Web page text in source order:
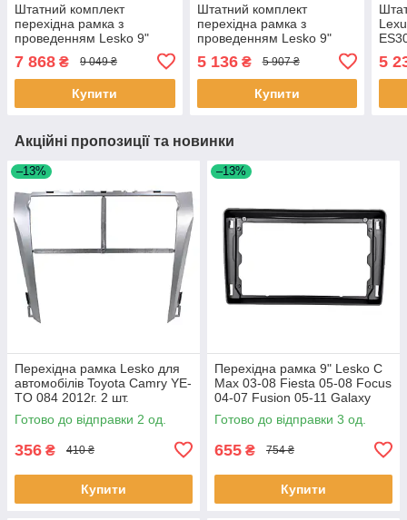
Штатний комплект
перехідна рамка з
проведенням Lesko 9"
Audi A4 2009-2016 (повна
комплектація) CAN-BUS 2
шт.
7 868 ₴ 9 049 ₴
Купити
Штатний комплект
перехідна рамка з
проведенням Lesko 9"
(базова комплектація)
CAN-BUS 2 шт.
5 136₴ 5 907 ₴
Купити
5
Акційні пропозиції та новинки
–13%
Перехідна рамка Lesko для
автомобілів Toyota Camry YE-
TO 084 2012г. 2 шт.
Готово до відправки 2 од.
356 ₴ 410 ₴
Купити
–13%
Перехідна рамка 9" Lesko C
Max 03-08 Fiesta 05-08 Focus
04-07 Fusion 05-11 Galaxy
06-08 Kuga 08-12 1 шт.
Готово до відправки 3 од.
655 ₴ 754 ₴
Купити